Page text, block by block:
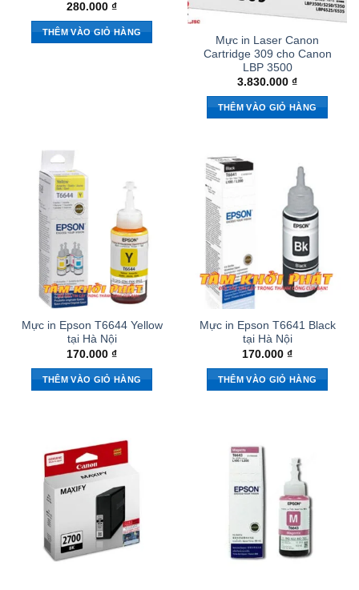
280.000 ₫
THÊM VÀO GIỎ HÀNG
Mực in Laser Canon
Cartridge 309 cho Canon
LBP 3500
3.830.000 ₫
THÊM VÀO GIỎ HÀNG
Mực in Epson T6644 Yellow
tại Hà Nội
170.000 ₫
THÊM VÀO GIỎ HÀNG
Mực in Epson T6641 Black
tại Hà Nội
170.000 ₫
THÊM VÀO GIỎ HÀNG